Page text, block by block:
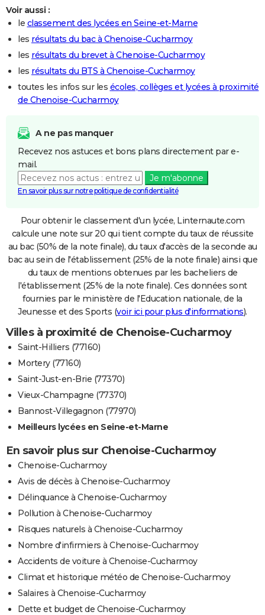
Voir aussi :
le classement des lycées en Seine-et-Marne
les résultats du bac à Chenoise-Cucharmoy
les résultats du brevet à Chenoise-Cucharmoy
les résultats du BTS à Chenoise-Cucharmoy
toutes les infos sur les écoles, collèges et lycées à proximité
de Chenoise-Cucharmoy
A ne pas manquer
Recevez nos astuces et bons plans directement par e-
mail.
Je m'abonne
En savoir plus sur notre politique de confidentialité
Pour obtenir le classement d'un lycée, Linternaute.com
calcule une note sur 20 qui tient compte du taux de réussite
au bac (50% de la note finale), du taux d'accès de la seconde au
bac au sein de l'établissement (25% de la note finale) ainsi que
du taux de mentions obtenues par les bacheliers de
l'établissement (25% de la note finale). Ces données sont
fournies par le ministère de l'Education nationale, de la
Jeunesse et des Sports (voir ici pour plus d'informations).
Villes à proximité de Chenoise-Cucharmoy
Saint-Hilliers (77160)
Mortery (77160)
Saint-Just-en-Brie (77370)
Vieux-Champagne (77370)
Bannost-Villegagnon (77970)
Meilleurs lycées en Seine-et-Marne
En savoir plus sur Chenoise-Cucharmoy
Chenoise-Cucharmoy
Avis de décès à Chenoise-Cucharmoy
Délinquance à Chenoise-Cucharmoy
Pollution à Chenoise-Cucharmoy
Risques naturels à Chenoise-Cucharmoy
Nombre d'infirmiers à Chenoise-Cucharmoy
Accidents de voiture à Chenoise-Cucharmoy
Climat et historique météo de Chenoise-Cucharmoy
Salaires à Chenoise-Cucharmoy
Dette et budget de Chenoise-Cucharmoy